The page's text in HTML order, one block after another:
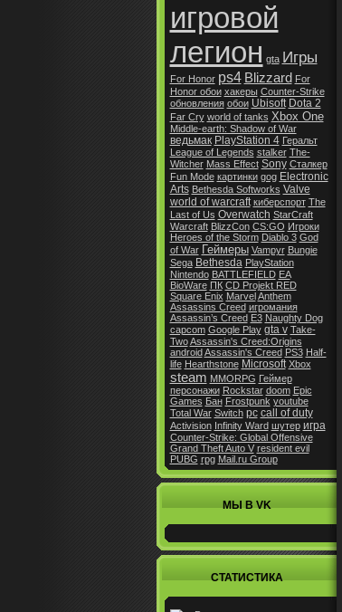
игровой
легион gta Игры
For Honor ps4 Blizzard For
Honor обои хакеры Counter-Strike
обновления обои Ubisoft Dota 2
Far Cry world of tanks Xbox One
Middle-earth: Shadow of War
ведьмак PlayStation 4 Геральт
League of Legends stalker The-
Witcher Mass Effect Sony Сталкер
Fun Mode картинки gog Electronic
Arts Bethesda Softworks Valve
world of warcraft киберспорт The
Last of Us Overwatch StarCraft
Warcraft BlizzCon CS:GO Игроки
Heroes of the Storm Diablo 3 God
of War Геймеры Vampyr Bungie
Sega Bethesda PlayStation
Nintendo BATTLEFIELD EA
BioWare ПК CD Projekt RED
Square Enix Marvel Anthem
Assassins Creed игромания
Assassin’s Creed E3 Naughty Dog
capcom Google Play gta v Take-
Two Assassin's Creed:Origins
android Assassin's Creed PS3 Half-
life Hearthstone Microsoft Xbox
steam MMORPG Геймер
персонажи Rockstar doom Epic
Games Бан Frostpunk youtube
Total War Switch pc call of duty
Activision Infinity Ward шутер игра
Counter-Strike: Global Offensive
Grand Theft Auto V resident evil
PUBG rpg Mail.ru Group
МЫ В VK
СТАТИСТИКА